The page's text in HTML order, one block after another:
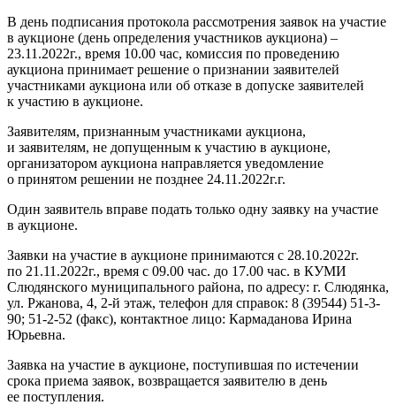
В день подписания протокола рассмотрения заявок на участие
в аукционе (день определения участников аукциона) –
23.11.2022г., время 10.00 час, комиссия по проведению
аукциона принимает решение о признании заявителей
участниками аукциона или об отказе в допуске заявителей
к участию в аукционе.
Заявителям, признанным участниками аукциона,
и заявителям, не допущенным к участию в аукционе,
организатором аукциона направляется уведомление
о принятом решении не позднее 24.11.2022г.г.
Один заявитель вправе подать только одну заявку на участие
в аукционе.
Заявки на участие в аукционе принимаются с 28.10.2022г.
по 21.11.2022г., время с 09.00 час. до 17.00 час. в КУМИ
Слюдянского муниципального района, по адресу: г. Слюдянка,
ул. Ржанова, 4, 2-й этаж, телефон для справок: 8 (39544) 51-3-
90; 51-2-52 (факс), контактное лицо: Кармаданова Ирина
Юрьевна.
Заявка на участие в аукционе, поступившая по истечении
срока приема заявок, возвращается заявителю в день
ее поступления.